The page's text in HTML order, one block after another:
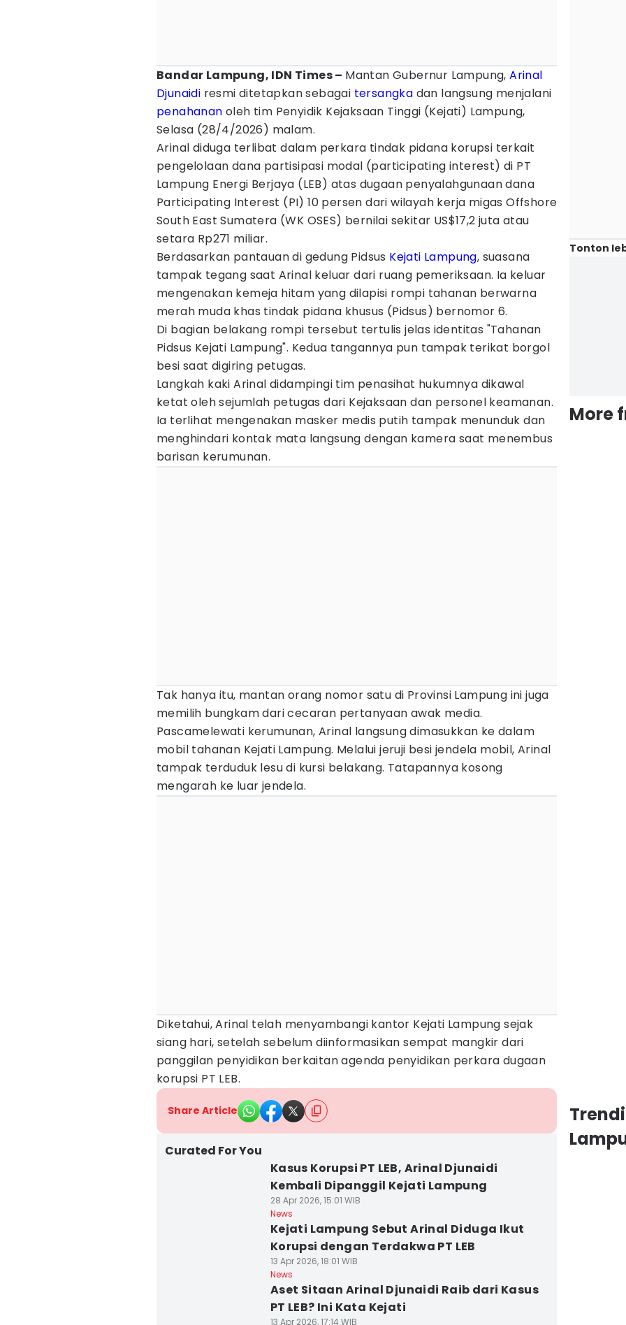
Bandar Lampung, IDN Times – Mantan Gubernur Lampung,Arinal
Djunaidi resmi ditetapkan sebagai tersangka dan langsung menjalani
penahanan oleh tim Penyidik Kejaksaan Tinggi (Kejati) Lampung,
Selasa (28/4/2026) malam.
Arinal diduga terlibat dalam perkara tindak pidana korupsi terkait
pengelolaan dana partisipasi modal (participating interest) di PT
Lampung Energi Berjaya (LEB) atas dugaan penyalahgunaan dana
Participating Interest (PI) 10 persen dari wilayah kerja migas Offshore
South East Sumatera (WK OSES) bernilai sekitar US$17,2 juta atau
setara Rp271 miliar.
​Berdasarkan pantauan di gedung Pidsus Kejati Lampung, suasana
tampak tegang saat Arinal keluar dari ruang pemeriksaan. Ia keluar
mengenakan kemeja hitam yang dilapisi rompi tahanan berwarna
merah muda khas tindak pidana khusus (Pidsus) bernomor 6.
Di bagian belakang rompi tersebut tertulis jelas identitas "Tahanan
Pidsus Kejati Lampung". Kedua tangannya pun tampak terikat borgol
besi saat digiring petugas.
​Langkah kaki Arinal didampingi tim penasihat hukumnya dikawal
ketat oleh sejumlah petugas dari Kejaksaan dan personel keamanan.
Ia terlihat mengenakan masker medis putih tampak menunduk dan
menghindari kontak mata langsung dengan kamera saat menembus
barisan kerumunan.
Tak hanya itu, mantan orang nomor satu di Provinsi Lampung ini juga
memilih bungkam dari cecaran pertanyaan awak media.
Pascamelewati kerumunan, Arinal langsung dimasukkan ke dalam
mobil tahanan Kejati Lampung. Melalui jeruji besi jendela mobil, Arinal
tampak terduduk lesu di kursi belakang. Tatapannya kosong
mengarah ke luar jendela.
Diketahui, Arinal telah menyambangi kantor Kejati Lampung sejak
siang hari, setelah sebelum diinformasikan sempat mangkir dari
panggilan penyidikan berkaitan agenda penyidikan perkara dugaan
korupsi PT LEB.
Share Article
Curated For You
Kasus Korupsi PT LEB, Arinal Djunaidi
Kembali Dipanggil Kejati Lampung
28 Apr 2026, 15:01 WIB
News
Kejati Lampung Sebut Arinal Diduga Ikut
Korupsi dengan Terdakwa PT LEB
13 Apr 2026, 18:01 WIB
News
Aset Sitaan Arinal Djunaidi Raib dari Kasus
PT LEB? Ini Kata Kejati
13 Apr 2026, 17:14 WIB
Tonton
More